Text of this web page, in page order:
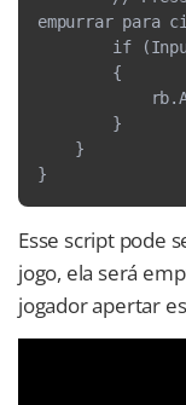
empurrar para
        {
        }
    }
}
Esse script pode
jogo, ela será
jogador apertar